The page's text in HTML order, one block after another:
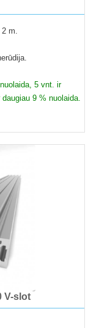
m.
5 vnt. ir
9 % nuolaida.
galite kreiptis
V-slot